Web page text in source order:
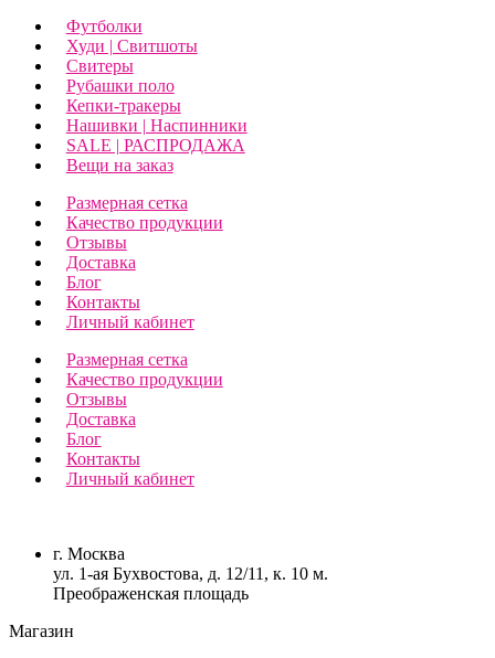
Футболки
Худи | Свитшоты
Свитеры
Рубашки поло
Кепки-тракеры
Нашивки | Наспинники
SALE | РАСПРОДАЖА
Вещи на заказ
Размерная сетка
Качество продукции
Отзывы
Доставка
Блог
Контакты
Личный кабинет
Размерная сетка
Качество продукции
Отзывы
Доставка
Блог
Контакты
Личный кабинет
г. Москва
ул. 1-ая Бухвостова, д. 12/11, к. 10 м.
Преображенская площадь
Магазин